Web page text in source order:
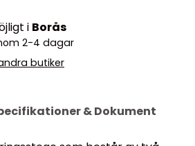
i Borås
2-4 dagar
butiker
& Dokument